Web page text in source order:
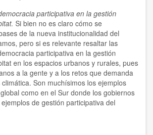
participativa en la gestión
Si bien no es claro cómo se
de la nueva institucionalidad del
pero si es relevante resaltar las
participativa en la gestión
en los espacios urbanos y rurales, pues
a la gente y a los retos que demanda
Son muchísimos los ejemplos
como en el Sur donde los gobiernos
de gestión participativa del